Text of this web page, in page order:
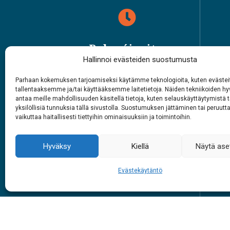
Hallinnoi evästeiden suostumusta
Parhaan kokemuksen tarjoamiseksi käytämme teknologioita, kuten
tallentaaksemme ja/tai käyttääksemme laitetietoja. Näiden tekniikoiden
antaa meille mahdollisuuden käsitellä tietoja, kuten selauskäyttäytymistä
yksilöllisiä tunnuksia tällä sivustolla. Suostumuksen jättäminen tai
vaikuttaa haitallisesti tiettyihin ominaisuuksiin ja toimintoihin.
Hyväksy Kiellä Näytä
Evästekäytäntö
Rabasáiggit
Juohke beaivve
9 – 18